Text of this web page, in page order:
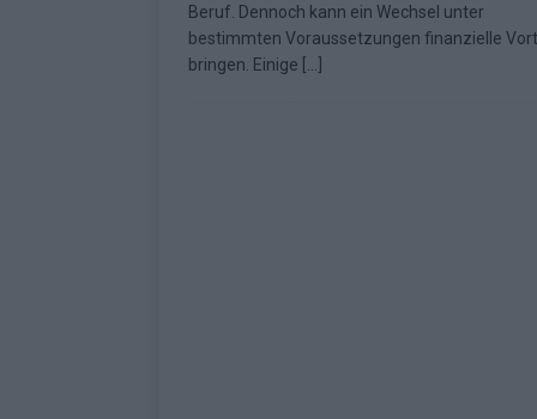
Fazit zum ESC 2026 KOMMENTAR
Beruf. Dennoch kann ein Wechsel unter
bestimmten Voraussetzungen finanzielle
bringen. Einige